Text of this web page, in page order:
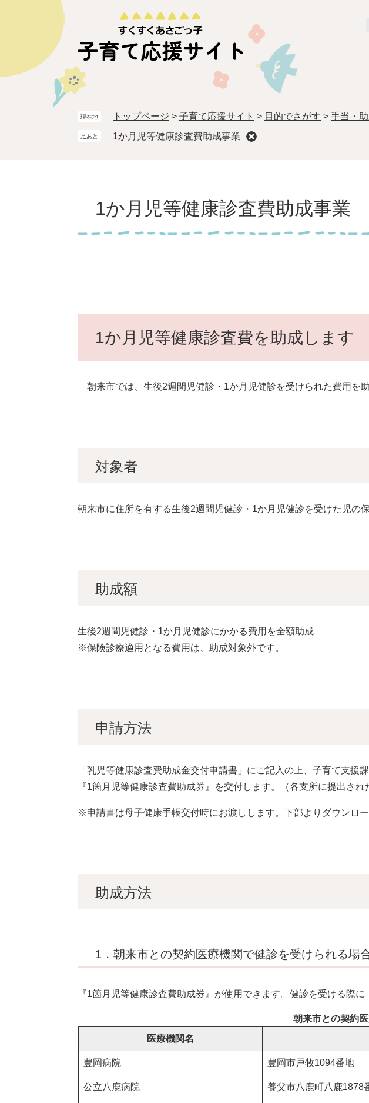
頭
飛
現在地 トップページ > 子育て応援サイト > 目的でさがす > 手当・
足あと 1か月児等健康診査費助成事業
1か月児等健康診査費助成事業
1か月児等健康診査費を助成します
朝来市では、生後2週間児健診・1か月児健診を受けられた費用を助
対象者
朝来市に住所を有する生後2週間児健診・1か月児健診を受けた児の
助成額
生後2週間児健診・1か月児健診にかかる費用を全額助成
※保険診療適用となる費用は、助成対象外です。
申請方法
「乳児等健康診査費助成金交付申請書」にご記入の上、子育て支
『1箇月児等健康診査費助成券』を交付します。（各支所に提出され
※申請書は母子健康手帳交付時にお渡しします。下部よりダウンロー
助成方法
1．朝来市との契約医療機関で健診を受けられる場
『1箇月児等健康診査費助成券』が使用できます。健診を受ける際
朝来市との契約
医療機関名
豊岡病院 豊岡市戸牧1094番地
公立八鹿病院 養父市八鹿町八鹿1878